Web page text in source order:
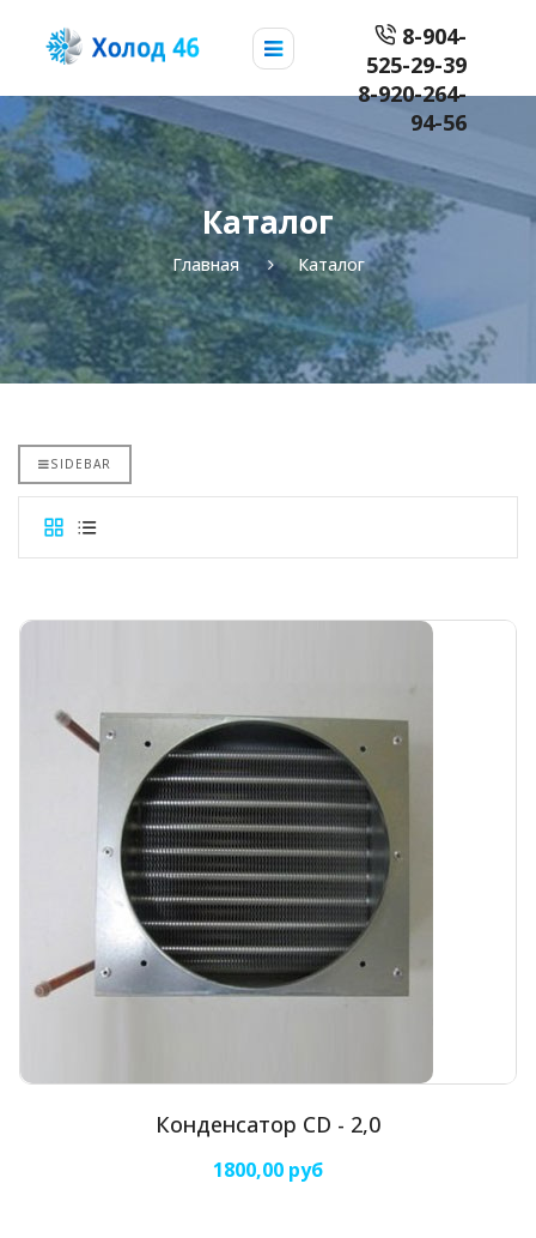
8-904-
525-29-39
8-920-264-
94-56
Каталог
Главная Каталог
SIDEBAR
Конденсатор CD - 2,0
1800,00 руб